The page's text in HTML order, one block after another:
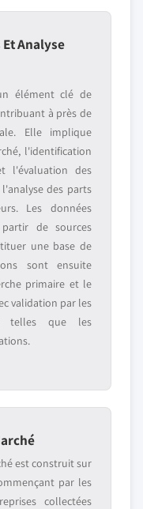
Analyse
élément clé de
à près de
Elle implique
l'identification
l'évaluation des
des parts
Les données
de sources
une base de
sont ensuite
primaire et le
validation par les
telles que les
est construit sur
par les
collectées